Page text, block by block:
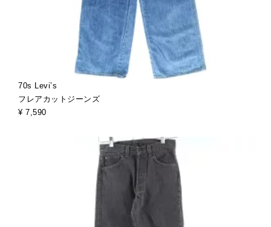
70s Levi’s
フレアカットジーンズ
¥ 7,590